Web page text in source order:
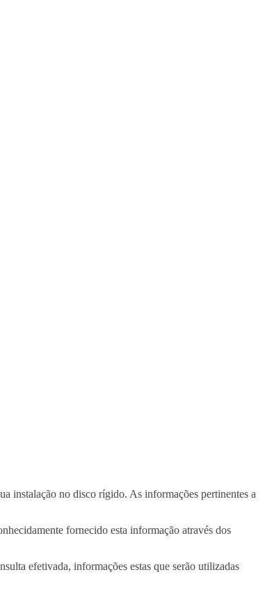
instalação no disco rígido. As informações pertinentes a
fornecido esta informação através dos
efetivada, informações estas que serão utilizadas